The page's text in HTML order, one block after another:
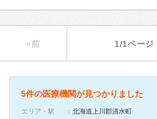
«前 1/1ページ
5件の医療機関が見つかりました
エリア・駅
北海道上川郡清水町